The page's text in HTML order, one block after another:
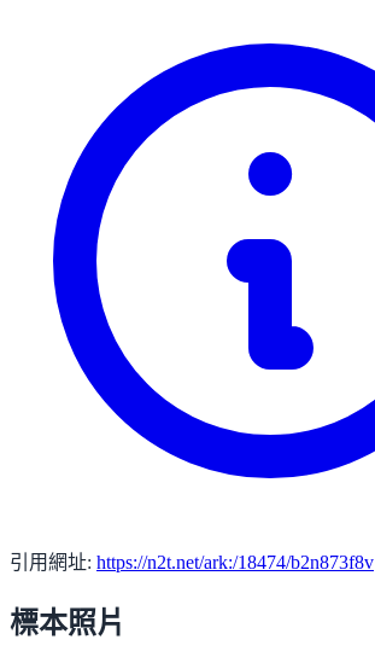
引用網址: https://n2t.net/ark:/18474/b2n873f8v
標本照片